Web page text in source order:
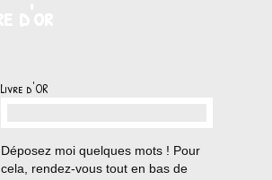
Livre d'OR
Déposez moi quelques mots ! Pour
cela, rendez-vous tout en bas de